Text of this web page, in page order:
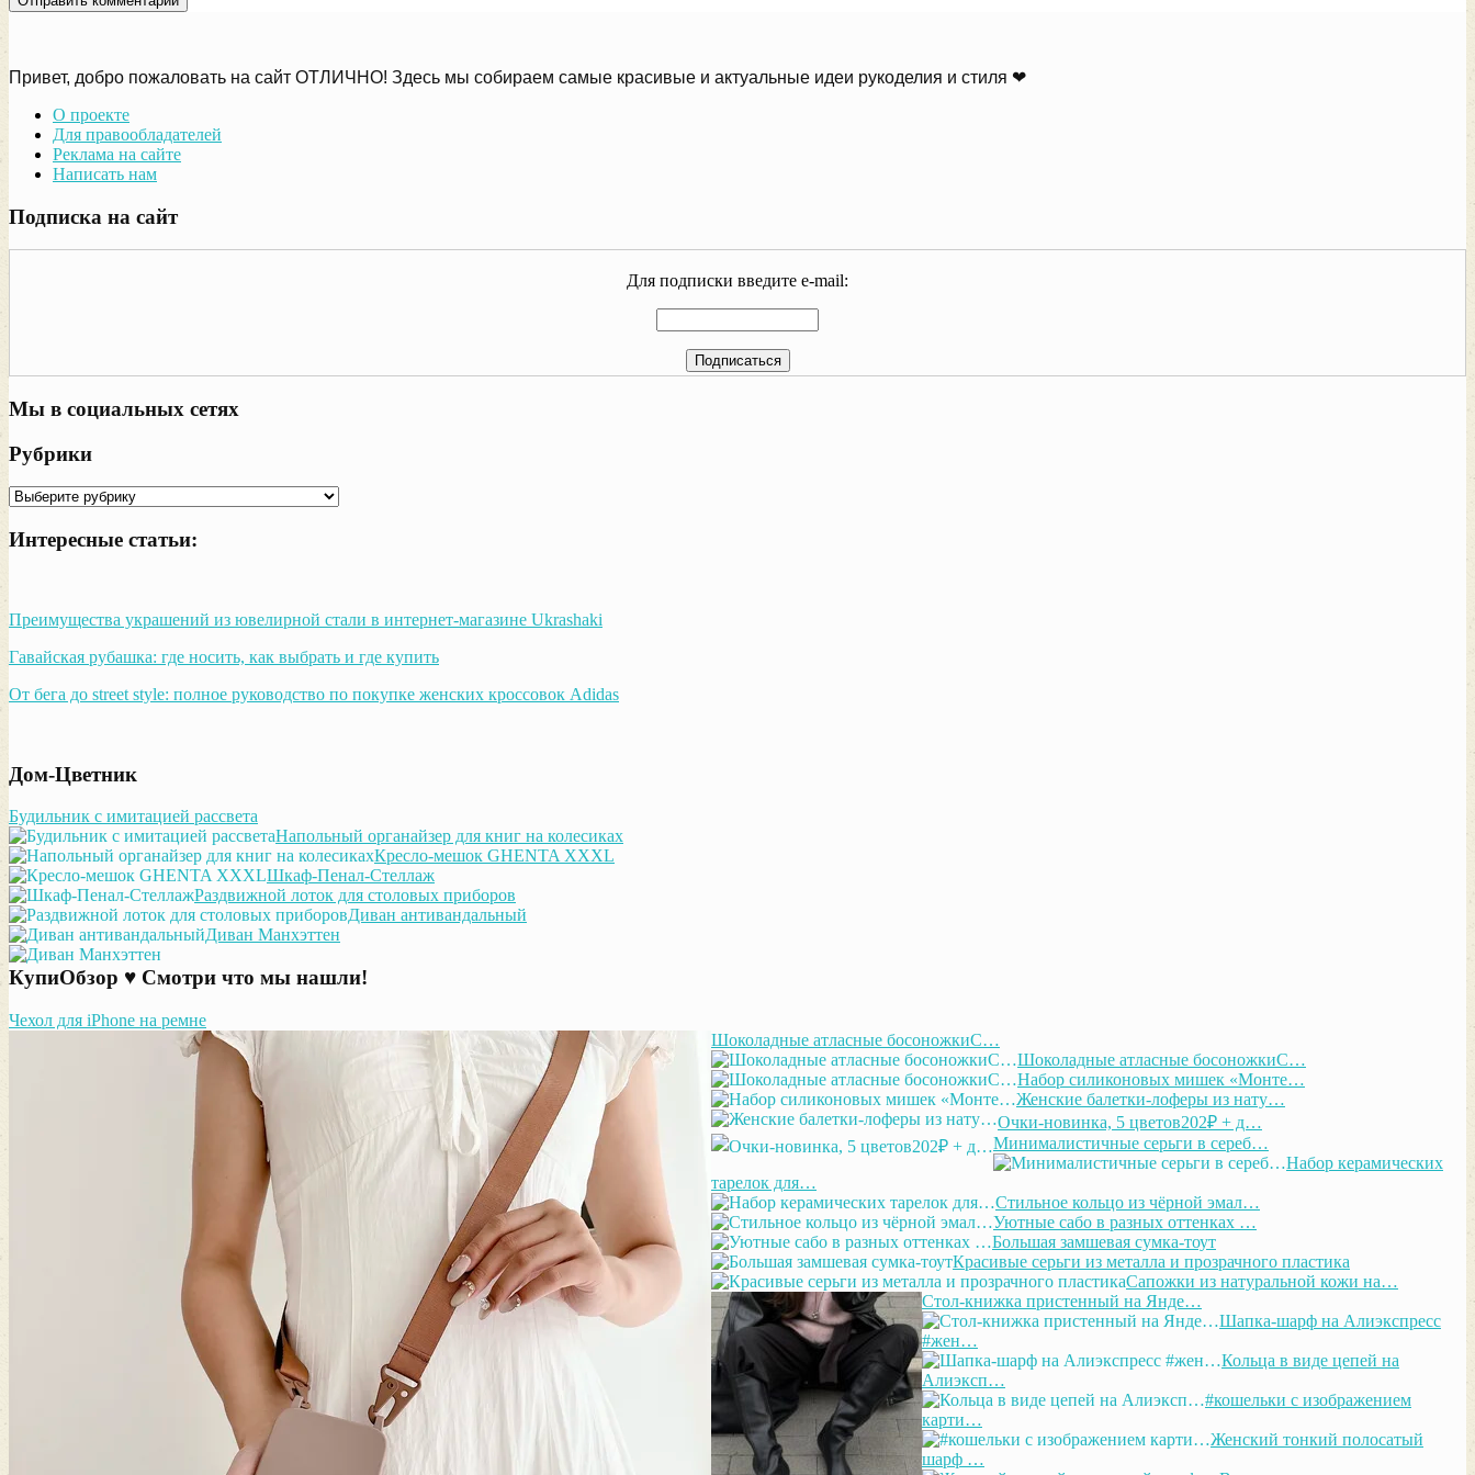
Привет, добро пожаловать на сайт ОТЛИЧНО! Здесь мы собираем самые красивые и актуальные идеи рукоделия и стиля ❤
О проекте
Для правообладателей
Реклама на сайте
Написать нам
Подписка на сайт
Для подписки введите e-mail:
Мы в социальных сетях
Рубрики
Рубрики
Интересные статьи:
Преимущества украшений из ювелирной стали в интернет-магазине Ukrashaki
Гавайская рубашка: где носить, как выбрать и где купить
От бега до street style: полное руководство по покупке женских кроссовок Adidas
Дом-Цветник
Будильник с имитацией рассвета
Напольный органайзер для книг на колесиках
Кресло-мешок GHENTA XXXL
Шкаф-Пенал-Стеллаж
Раздвижной лоток для столовых приборов
Диван антивандальный
Диван Манхэттен
КупиОбзор ♥ Смотри что мы нашли!
Чехол для iPhone на ремне
Шоколадные атласные босоножкиС…
Шоколадные атласные босоножкиС…
Набор силиконовых мишек «Монте…
Женские балетки-лоферы из нату…
Очки-новинка, 5 цветов202₽ + д…
Минималистичные серьги в сереб…
Набор керамических
тарелок для…
Стильное кольцо из чёрной эмал…
Уютные сабо в разных оттенках …
Большая замшевая сумка-тоут
Красивые серьги из металла и прозрачного пластика
Сапожки из натуральной кожи на…
Стол-книжка пристенный на Янде…
Шапка-шарф на Алиэкспресс
#жен…
Кольца в виде цепей на
Алиэксп…
#кошельки с изображением
карти…
Женский тонкий полосатый
шарф …